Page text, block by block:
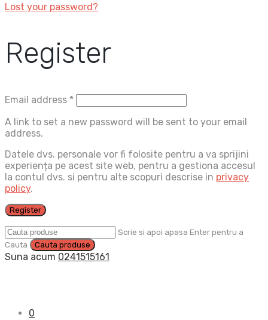
Lost your password?
Register
Email address *
A link to set a new password will be sent to your email
address.
Datele dvs. personale vor fi folosite pentru a va sprijini
experiența pe acest site web, pentru a gestiona accesul
la contul dvs. si pentru alte scopuri descrise in privacy
policy.
Register
Scrie si apoi apasa Enter pentru a
Cauta
Suna acum 0241515161
0